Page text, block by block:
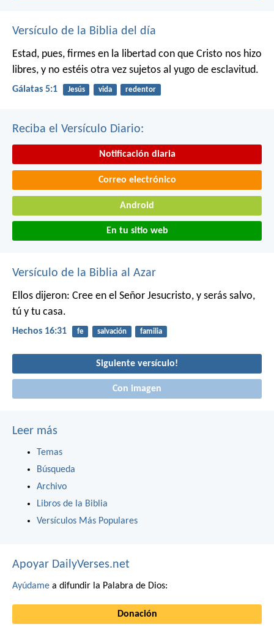
Versículo de la Biblia del día
Estad, pues, firmes en la libertad con que Cristo nos hizo
libres, y no estéis otra vez sujetos al yugo de esclavitud.
Gálatas 5:1 Jesús vida redentor
Reciba el Versículo Diario:
Notificación diaria
Correo electrónico
Android
En tu sitio web
Versículo de la Biblia al Azar
Ellos dijeron: Cree en el Señor Jesucristo, y serás salvo,
tú y tu casa.
Hechos 16:31 fe salvación familia
Siguiente versículo!
Con imagen
Leer más
Temas
Búsqueda
Archivo
Libros de la Biblia
Versículos Más Populares
Apoyar DailyVerses.net
Ayúdame a difundir la Palabra de Dios:
Donación